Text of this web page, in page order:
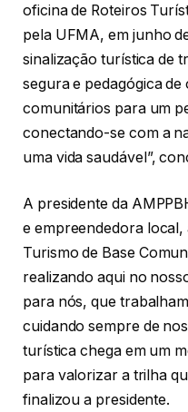
oficina de Roteiros
pela UFMA, em junho
sinalização turística de
segura e pedagógica
comunitários para um
conectando-se com a
uma vida saudável”,
A presidente da
e empreendedora local,
Turismo de Base
realizando aqui no
para nós, que
cuidando sempre de
turística chega em um
para valorizar a trilha
finalizou a presidente.